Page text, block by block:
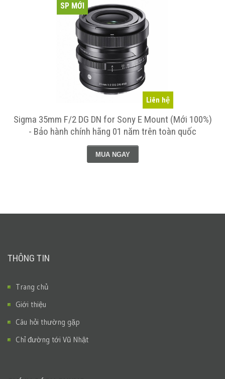
Liên hệ
SP MỚI
Sigma 35mm F/2 DG DN for Sony E Mount (Mới 100%)
- Bảo hành chính hãng 01 năm trên toàn quốc
MUA NGAY
THÔNG TIN
Trang chủ
Giới thiệu
Câu hỏi thường gặp
Chỉ đường tới Vũ Nhật